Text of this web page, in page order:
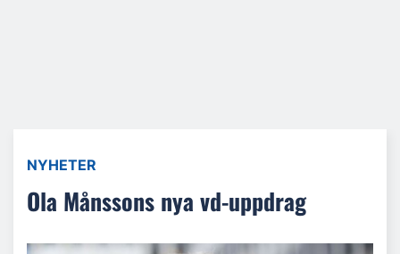
NYHETER
Ola Månssons nya vd-uppdrag